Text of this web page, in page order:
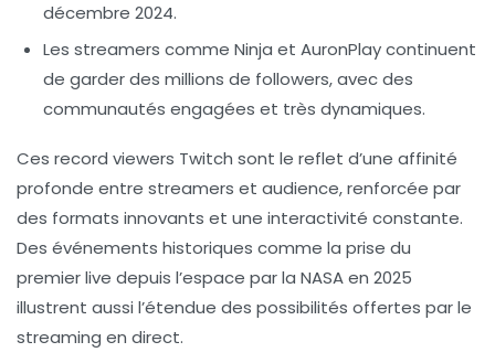
décembre 2024.
Les streamers comme Ninja et AuronPlaycontinuent
de garder des millions de followers, avec des
communautés engagées et très dynamiques.
Ces record viewers Twitch sont le reflet d’une affinité
profonde entre streamers et audience, renforcée par
des formats innovants et une interactivité constante.
Des événements historiques comme la prise du
premier live depuis l’espace par la NASA en 2025
illustrent aussi l’étendue des possibilités offertes par le
streaming en direct.